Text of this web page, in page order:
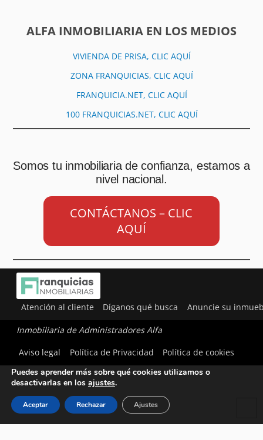
ALFA INMOBILIARIA EN LOS MEDIOS
VIVIENDA DE PRISA, CLIC AQUÍ
ZONA FRANQUICIAS, CLIC AQUÍ
FRANQUICIA.NET, CLIC AQUÍ
100 FRANQUICIAS.NET, CLIC AQUÍ
Somos tu inmobiliaria de confianza, estamos a
nivel nacional.
CONTÁCTANOS – CLIC
AQUÍ
Atención al cliente Díganos qué busca Anuncie su
Inmobiliaria de Administradores Alfa
Aviso legal
Política de Privacidad Política de cookies
Utilizamos cookies para ofrecerte la mejor experiencia en
Puedes aprender más sobre qué cookies utilizamos o
desactivarlas en los ajustes.
Aceptar Rechazar Ajustes